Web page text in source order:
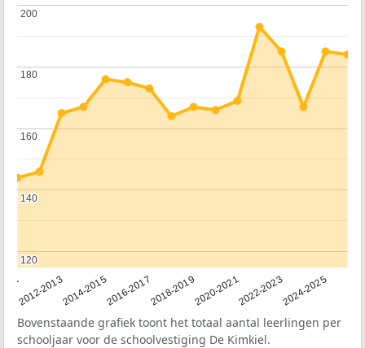
2012-20132014-20152016-20172018-20192020-20212022-20232024-2025
120
120
140
140
160
160
180
180
200
200
Bovenstaande grafiek toont het totaal aantal leerlingen per
schooljaar voor de schoolvestiging De Kimkiel.